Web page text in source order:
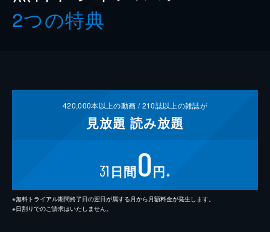
2つの特典
420,000本以上の動画 /210誌以上の雑誌が
見放題 読み放題
31 日間0円 ※
※無料トライアル期間終了日の翌日が属する月から月額料金が発生します。
※日割りでのご請求はいたしません。